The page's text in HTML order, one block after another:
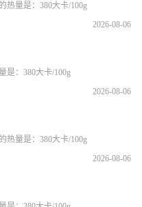
热量是：380大卡/100g
2026-08-06
是：380大卡/100g
2026-08-06
热量是：380大卡/100g
2026-08-06